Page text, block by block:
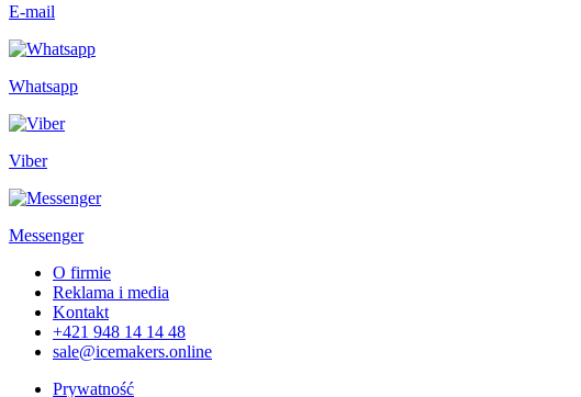
E-mail
Whatsapp
Viber
Messenger
O firmie
Reklama i media
Kontakt
+421 948 14 14 48
sale@icemakers.online
Prywatność